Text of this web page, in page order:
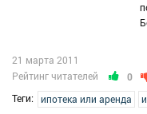
Рейтинг читателей 0
21 марта 2011
Теги: ипотека или аренда